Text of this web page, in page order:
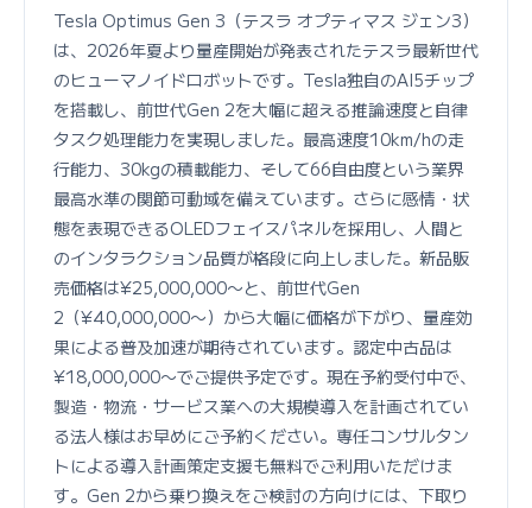
Tesla Optimus Gen 3（テスラ オプティマス ジェン3）
は、2026年夏より量産開始が発表されたテスラ最新世代
のヒューマノイドロボットです。Tesla独自のAI5チップ
を搭載し、前世代Gen 2を大幅に超える推論速度と自律
タスク処理能力を実現しました。最高速度10km/hの走
行能力、30kgの積載能力、そして66自由度という業界
最高水準の関節可動域を備えています。さらに感情・状
態を表現できるOLEDフェイスパネルを採用し、人間と
のインタラクション品質が格段に向上しました。新品販
売価格は¥25,000,000〜と、前世代Gen
2（¥40,000,000〜）から大幅に価格が下がり、量産効
果による普及加速が期待されています。認定中古品は
¥18,000,000〜でご提供予定です。現在予約受付中で、
製造・物流・サービス業への大規模導入を計画されてい
る法人様はお早めにご予約ください。専任コンサルタン
トによる導入計画策定支援も無料でご利用いただけま
す。Gen 2から乗り換えをご検討の方向けには、下取り